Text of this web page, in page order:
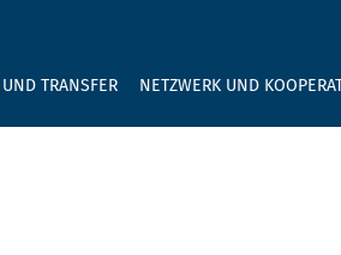
TRANSFER NETZWERK UND